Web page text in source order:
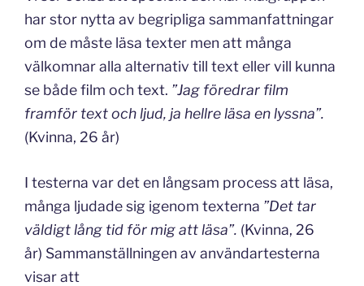
har stor nytta av begripliga sammanfattningar
om de måste läsa texter men att många
välkomnar alla alternativ till text eller vill kunna
se både film och text. ”Jag föredrar film
framför text och ljud, ja hellre läsa en lyssna”.
(Kvinna, 26 år)
I testerna var det en långsam process att läsa,
många ljudade sig igenom texterna ”Det tar
väldigt lång tid för mig att läsa”. (Kvinna, 26
år) Sammanställningen av användartesterna
visar att